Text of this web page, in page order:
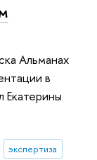
Альманах
в
Екатерины
экспертиза